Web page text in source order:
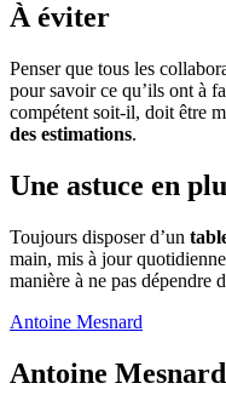
À éviter
Penser que tous les
pour savoir ce qu’ils ont à
compétent soit-il, doit être
des estimations.
Une astuce en
Toujours disposer d’un
main, mis à jour
manière à ne pas dépendre
Antoine Mesnard
Antoine Mesnard